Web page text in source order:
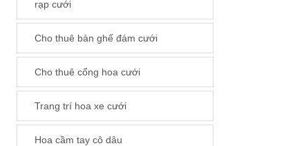
rạp cưới
Cho thuê bàn ghế đám cưới
Cho thuê cổng hoa cưới
Trang trí hoa xe cưới
Hoa cầm tay cô dâu